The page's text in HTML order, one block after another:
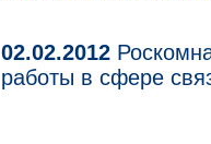
02.02.2012
работы в сфере